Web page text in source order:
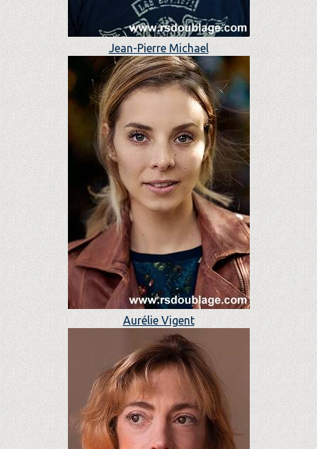
Jean-Pierre Michael
Aurélie Vigent